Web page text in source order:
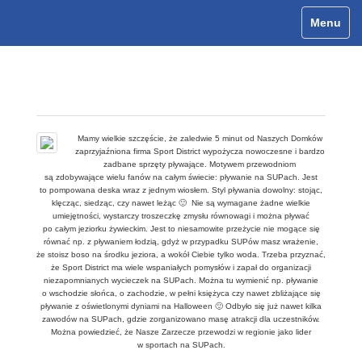
Menu
Toggle
Mamy wielkie szczęście, że zaledwie 5 minut od Naszych Domków
zaprzyjaźniona firma Sport District wypożycza nowoczesne i bardzo
zadbane sprzęty pływające. Motywem przewodniom
są zdobywające wielu fanów na całym świecie: pływanie na SUPach. Jest
to pompowana deska wraz z jednym wiosłem. Styl pływania dowolny: stojąc,
klęcząc, siedząc, czy nawet leżąc 🙂 Nie są wymagane żadne wielkie
umiejętności, wystarczy troszeczkę zmysłu równowagi i można pływać
po całym jeziorku żywieckim. Jest to niesamowite przeżycie nie mogące się
równać np. z pływaniem łodzią, gdyż w przypadku SUPów masz wrażenie,
że stoisz boso na środku jeziora, a wokół Ciebie tylko woda. Trzeba przyznać,
że Sport District ma wiele wspaniałych pomysłów i zapał do organizacji
niezapomnianych wycieczek na SUPach. Można tu wymienić np. pływanie
o wschodzie słońca, o zachodzie, w pełni księżyca czy nawet zbliżające się
pływanie z oświetlonymi dyniami na Halloween 🙂 Odbyło się już nawet kilka
zawodów na SUPach, gdzie zorganizowano masę atrakcji dla uczestników.
Można powiedzieć, że Nasze Zarzecze przewodzi w regionie jako lider
w sportach na SUPach.